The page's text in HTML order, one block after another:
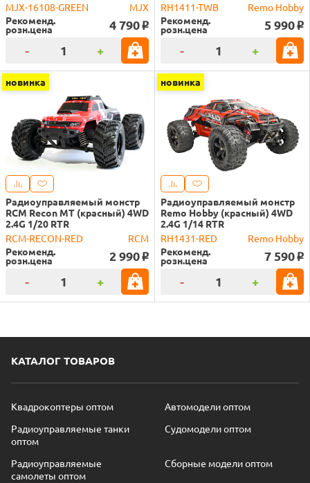
MJX-16108-GREEN
MJX
Рекоменд.
розн.цена 4 790 o
- +
RH1411-TWB
Remo Hobby
Рекоменд.
розн.цена 5 990 o
- +
новинка
Радиоуправляемый монстр
RCM Recon MT (красный) 4WD
2.4G 1/20 RTR
RCM-RECON-RED
RCM
Рекоменд.
розн.цена 2 990 o
- +
новинка
Радиоуправляемый монстр
Remo Hobby (красный) 4WD
2.4G 1/14 RTR
RH1431-RED
Remo Hobby
Рекоменд.
розн.цена 7 590 o
- +
КАТАЛОГ ТОВАРОВ
Квадрокоптеры оптом
Автомодели оптом
Радиоуправляемые танки
оптом
Судомодели оптом
Радиоуправляемые
самолеты оптом
Сборные модели оптом